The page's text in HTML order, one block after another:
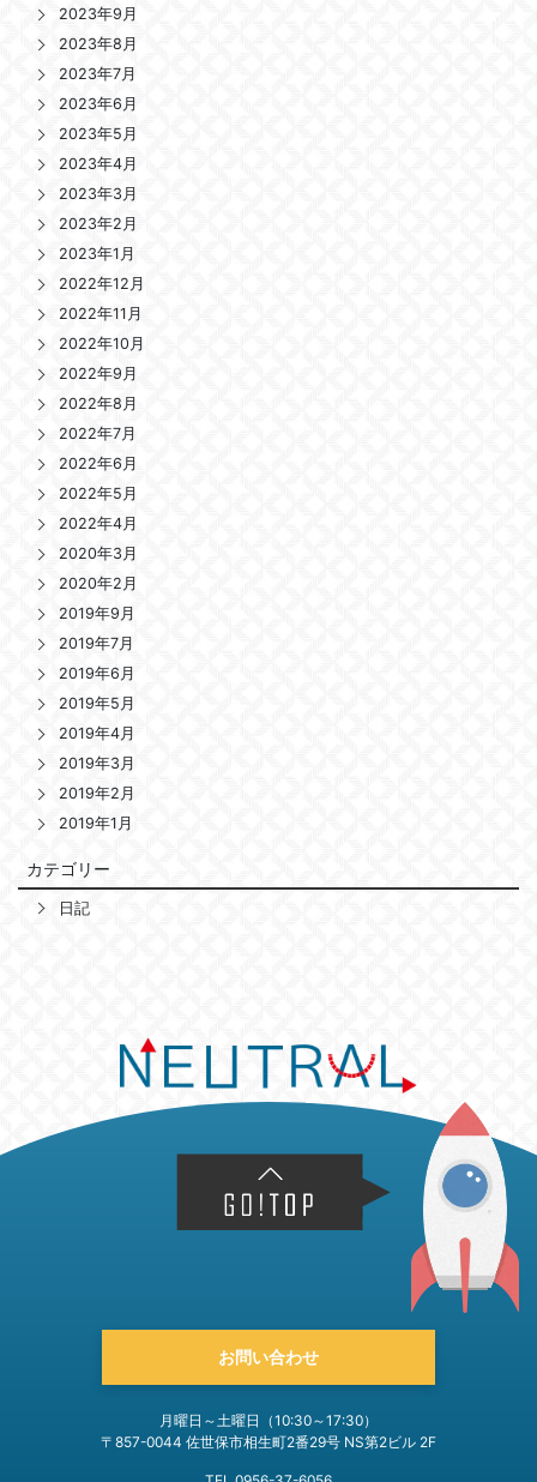
2023年9月
2023年8月
2023年7月
2023年6月
2023年5月
2023年4月
2023年3月
2023年2月
2023年1月
2022年12月
2022年11月
2022年10月
2022年9月
2022年8月
2022年7月
2022年6月
2022年5月
2022年4月
2020年3月
2020年2月
2019年9月
2019年7月
2019年6月
2019年5月
2019年4月
2019年3月
2019年2月
2019年1月
カテゴリー
日記
お問い合わせ
月曜日～土曜日（10:30～17:30）
〒857-0044 佐世保市相生町2番29号 NS第2ビル 2F